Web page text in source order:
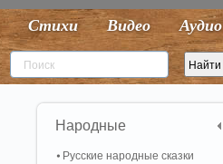
Стихи Видео Аудио
Народные
Русские народные сказки